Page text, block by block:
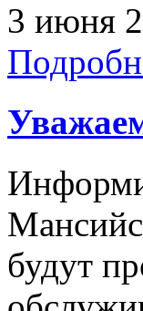
3 июня
будут